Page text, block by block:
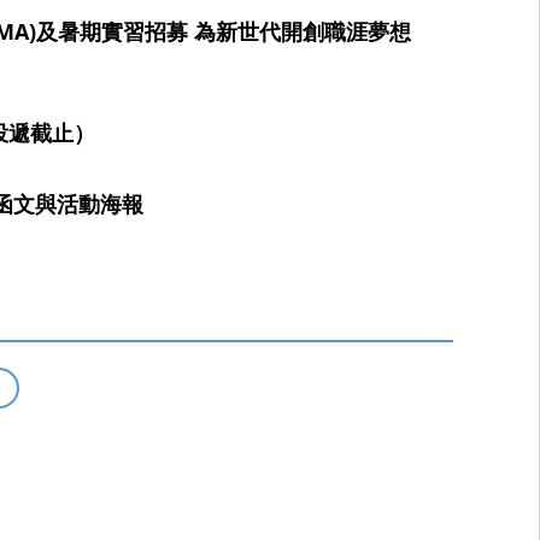
及暑期實習招募 為新世代開創職涯夢想
截止）
與活動海報